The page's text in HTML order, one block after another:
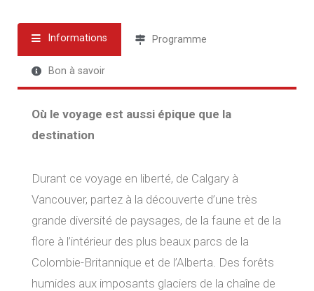
Informations Programme
Bon à savoir
Où le voyage est aussi épique que la
destination
Durant ce voyage en liberté, de Calgary à
Vancouver, partez à la découverte d’une très
grande diversité de paysages, de la faune et de la
flore à l’intérieur des plus beaux parcs de la
Colombie-Britannique et de l’Alberta. Des forêts
humides aux imposants glaciers de la chaîne de